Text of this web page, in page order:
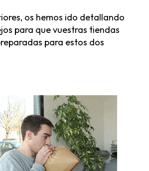
os hemos ido detallando
para que vuestras tiendas
para estos dos